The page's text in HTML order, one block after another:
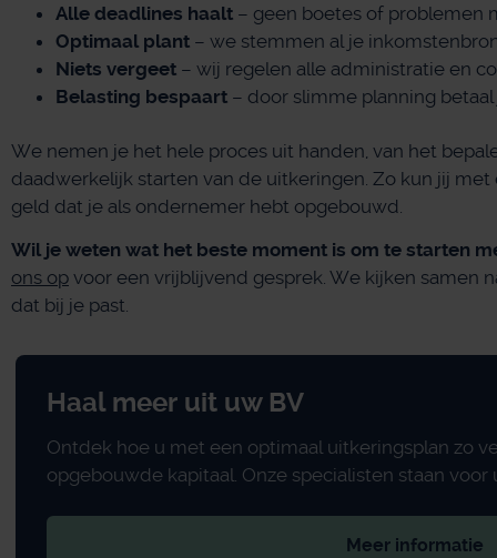
Alle deadlines haalt – geen boetes of problemen
Optimaal plant – we stemmen al je
Niets vergeet – wij regelen alle administratie en
Belasting bespaart – door slimme planning
We nemen je het hele proces uit handen, van het
daadwerkelijk starten van de uitkeringen. Zo kun jij
geld dat je als ondernemer hebt opgebouwd.
Wil je weten wat het beste moment is om te starten
ons op voor een vrijblijvend gesprek. We kijken samen
dat bij je past.
Haal meer uit uw BV
Ontdek hoe u met een optimaal uitkeringsplan zo
opgebouwde kapitaal. Onze specialisten staan voor
Meer informatie